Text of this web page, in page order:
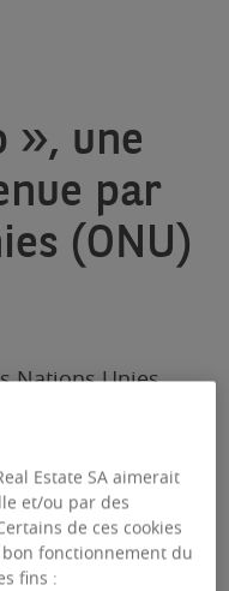
», une
par
(ONU)
Nations Unies
la maîtrise
croissance
institutions
mobilisées pour
Estate SA aimerait
et/ou par des
de ces cookies
fonctionnement du
fins :